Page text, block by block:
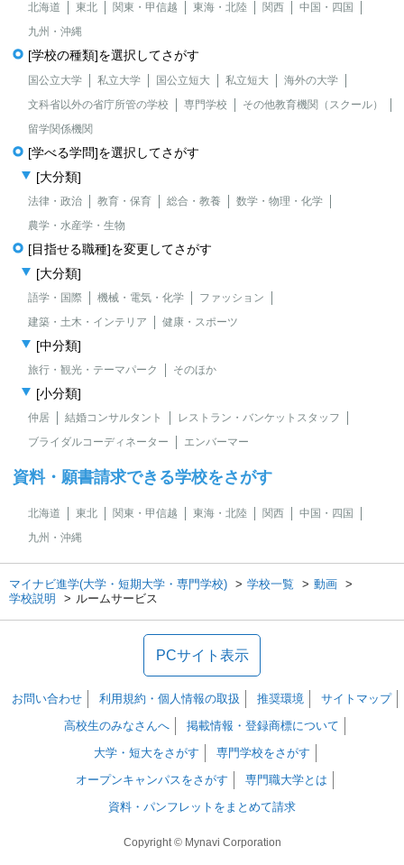
北海道 東北 関東・甲信越 東海・北陸 関西
中国・四国
九州・沖縄
[学校の種類]を選択してさがす
国公立大学 私立大学 国公立短大 私立短大
海外の大学
文科省以外の省庁所管の学校
専門学校
その他教育機関（スクール）
留学関係機関
[学べる学問]を選択してさがす
[大分類]
法律・政治 教育・保育 総合・教養
数学・物理・化学
農学・水産学・生物
[目指せる職種]を変更してさがす
[大分類]
語学・国際 機械・電気・化学
ファッション
建築・土木・インテリア
健康・スポーツ
[中分類]
旅行・観光・テーマパーク そのほか
[小分類]
仲居 結婚コンサルタント
レストラン・バンケットスタッフ
ブライダルコーディネーター
エンバーマー
資料・願書請求できる学校をさがす
北海道 東北 関東・甲信越 東海・北陸 関西
中国・四国
九州・沖縄
マイナビ進学(大学・短期大学・専門学校) 学校一覧
動画
学校説明
ルームサービス
PCサイト表示
お問い合わせ 利用規約・個人情報の取扱 推奨環境
サイトマップ
高校生のみなさんへ
掲載情報・登録商標について
大学・短大をさがす
専門学校をさがす
オープンキャンパスをさがす
専門職大学とは
資料・パンフレットをまとめて請求
Copyright © Mynavi Corporation